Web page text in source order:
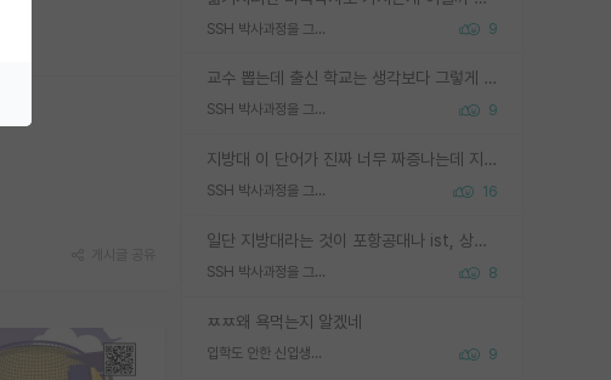
SSH 박사과정을 그만두고 지방대 박사로 옮기면 교수의 꿈은 끝일까요? 9
교수 뽑는데 출신 학교는 생각보다 그렇게 안 봄. 앞으로는 더 안 보게 될거임. 박사는 어디서 진행해도 됨. 단, 제대로 쌓고 좋은 실적 만들 수 있다면. 그런데 지방대는 그럴 가능성이 지극히 낮음. 나만 열심히 잘 하면 된다? 인간은 주변 환경에 지배되는 나약한 존재임. 주변의 지방대 대학원생과 섞이고 지방 특유의 여유로움 또는 나쁘게 얘기해서 나태함에 젖어 살다보면 교수의 꿈 자체를 잊어버리게 될 가능성도 있음. 주변 환경이 70~80%임.
SSH 박사과정을 그만두고 지방대 박사로 옮기면 교수의 꿈은 끝일까요? 9
지방대 이 단어가 진짜 너무 짜증나는데 지방대면 다 그냥 쓰레기인가요? 무슨 말 같지도 않은 댓글들이 있는건지??? 지방에도 충분히 좋은 대학 많고 충분히 잘하는 교수님들 많습니다 포항공대 4개 IST 대표 지거국들 여기 모두 다 지방에 있고 여기 출신들 중에 교수하는 분들 적지 않습니다 지거국 출신이 무슨 교수를 하냐?라고 생각할 사람들 많은데 상위 대표 지거국에 아웃라이어들 많습니다 결국 개인의 연구역량과 실적이 중요합니다 이 역량을 펼치는데 있어서 지도교수와의 합도 중요합니다. 그리고 경력이 필요하면 해외포닥까지 다녀오세요
SSH 박사과정을 그만두고 지방대 박사로 옮기면 교수의 꿈은 끝일까요? 16
일단 지방대라는 것이 포항공대나 ist, 상위 지거국은 아니라고 생각하겠습니다. 그런곳은 서성한에 비해 소위 대학 네임밸류가 크게 뒤떨어지지는 않으니까요. 대학 이름이 중요하냐? 당연합니다. 대학 이름이 좋아서 좋은 아웃풋이 나오는 것이냐, 좋은 대학은 좋은 사람과 좋은 기회가 몰려있으니 아웃풋도 자연스럽게 좋아지는 것이냐? 대답하기 어려운 문제입니다. 아직 한국 사회에서 학벌을 보는 것도, 특히 이공계를 중심으로 학벌보다는 실적 위주라는 분위기가 형성되는 것도 사실입니다. 지방대 출신으로 전임교수가 될수 있느냐? 가능 불가능을 따지면 당연히 가능입니다. 지방대 박사 출신으로 전임교원이 된 경우가 실제로 있으니까요. 현실적인 가능성이 있느냐? 지금 이정도 대학의 교수가 되고싶다고 생각되는 대학 들어가서 컴공과 교수 목록 켜고 박사 어디서 받았는지 쭉 한번 보세요. 냉정하게 지방대 출신인 분들이 많지는 않으실겁니다.
SSH 박사과정을 그만두고 지방대 박사로 옮기면 교수의 꿈은 끝일까요? 8
ㅉㅉ왜 욕먹는지 알겠네
입학도 안한 신입생이 원래 관심을 받나요 9